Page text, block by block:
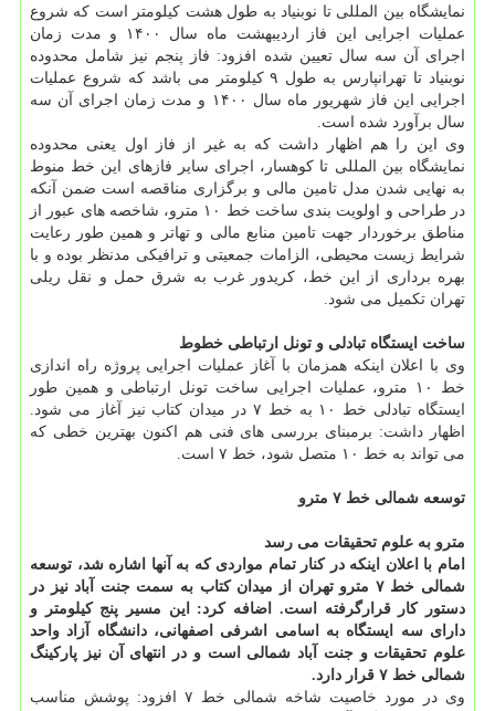
نمایشگاه بین المللی تا نوبنیاد به طول هشت کیلومتر است که شروع
عملیات اجرایی این فاز اردیبهشت ماه سال ۱۴۰۰ و مدت زمان
اجرای آن سه سال تعیین شده افزود: فاز پنجم نیز شامل محدوده
نوبنیاد تا تهرانپارس به طول ۹ کیلومتر می باشد که شروع عملیات
اجرایی این فاز شهریور ماه سال ۱۴۰۰ و مدت زمان اجرای آن سه
سال برآورد شده است.
وی این را هم اظهار داشت که به غیر از فاز اول یعنی محدوده
نمایشگاه بین المللی تا کوهسار، اجرای سایر فازهای این خط منوط
به نهایی شدن مدل تامین مالی و برگزاری مناقصه است ضمن آنکه
در طراحی و اولویت بندی ساخت خط ۱۰ مترو، شاخصه های عبور از
مناطق برخوردار جهت تامین منابع مالی و تهاتر و همین طور رعایت
شرایط زیست محیطی، الزامات جمعیتی و ترافیکی مدنظر بوده و با
بهره برداری از این خط، کریدور غرب به شرق حمل و نقل ریلی
تهران تکمیل می شود.
ساخت ایستگاه تبادلی و تونل ارتباطی خطوط
وی با اعلان اینکه همزمان با آغاز عملیات اجرایی پروژه راه اندازی
خط ۱۰ مترو، عملیات اجرایی ساخت تونل ارتباطی و همین طور
ایستگاه تبادلی خط ۱۰ به خط ۷ در میدان کتاب نیز آغاز می شود.
اظهار داشت: برمبنای بررسی های فنی هم اکنون بهترین خطی که
می تواند به خط ۱۰ متصل شود، خط ۷ است.
توسعه شمالی خط ۷ مترو
مترو به علوم تحقیقات می رسد
امام با اعلان اینکه در کنار تمام مواردی که به آنها اشاره شد، توسعه
شمالی خط ۷ مترو تهران از میدان کتاب به سمت جنت آباد نیز در
دستور کار قرارگرفته است. اضافه کرد: این مسیر پنج کیلومتر و
دارای سه ایستگاه به اسامی اشرفی اصفهانی، دانشگاه آزاد واحد
علوم تحقیقات و جنت آباد شمالی است و در انتهای آن نیز پارکینگ
شمالی خط ۷ قرار دارد.
وی در مورد خاصیت شاخه شمالی خط ۷ افزود: پوشش مناسب